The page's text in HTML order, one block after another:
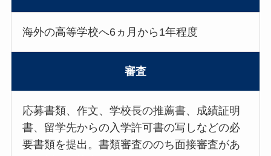
海外の高等学校へ6ヵ月から1年程度
審査
応募書類、作文、学校長の推薦書、成績証明
書、留学先からの入学許可書の写しなどの必
要書類を提出。書類審査ののち面接審査があ